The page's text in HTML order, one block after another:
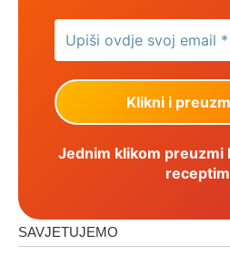
Jednim klikom preuzmi